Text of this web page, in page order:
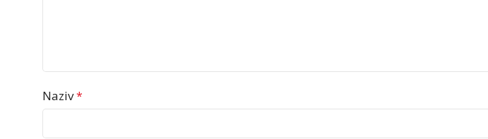
Naziv*